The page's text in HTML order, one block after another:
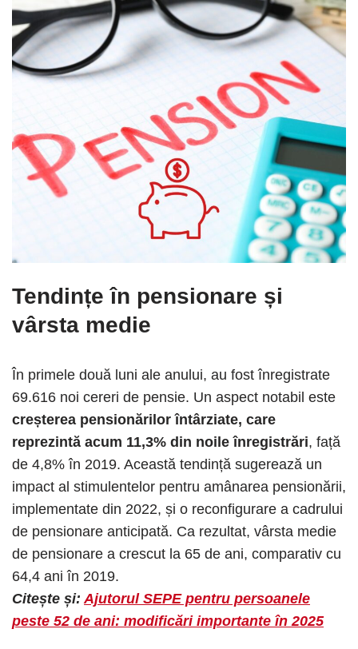
Tendințe în pensionare și
vârsta medie
În primele două luni ale anului, au fost înregistrate
69.616 noi cereri de pensie. Un aspect notabil este
creșterea pensionărilor întârziate, care
reprezintă acum 11,3% din noile înregistrări, față
de 4,8% în 2019. Această tendință sugerează un
impact al stimulentelor pentru amânarea pensionării,
implementate din 2022, și o reconfigurare a cadrului
de pensionare anticipată. Ca rezultat, vârsta medie
de pensionare a crescut la 65 de ani, comparativ cu
64,4 ani în 2019.​
Citește și: Ajutorul SEPE pentru persoanele
peste 52 de ani: modificări importante în 2025